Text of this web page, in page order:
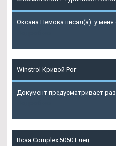
Оксана Немова писал(а): у меня
Winstrol Кривой Рог
Документ предусматривает
Bcaa Complex 5050 Елец